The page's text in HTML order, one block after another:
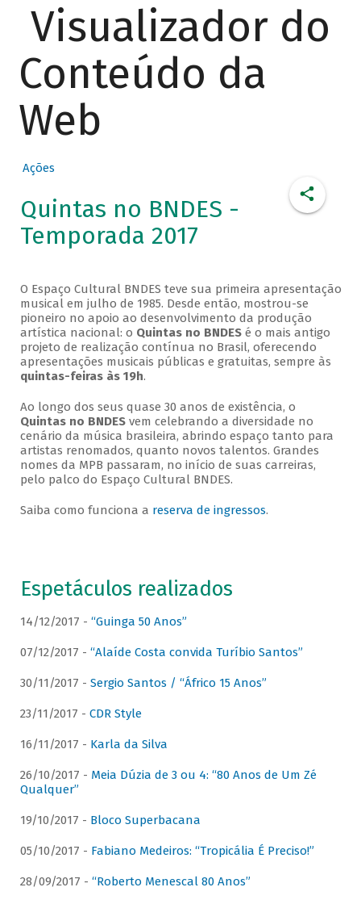
Visualizador do
Conteúdo da
Web
Ações
Quintas no BNDES -
Temporada 2017
O Espaço Cultural BNDES teve sua primeira apresentação
musical em julho de 1985. Desde então, mostrou-se
pioneiro no apoio ao desenvolvimento da produção
artística nacional: o Quintas no BNDESé o mais antigo
projeto de realização contínua no Brasil, oferecendo
apresentações musicais públicas e gratuitas, sempre às
quintas-feiras às 19h.
Ao longo dos seus quase 30 anos de existência, o
Quintas no BNDESvem celebrando a diversidade no
cenário da música brasileira, abrindo espaço tanto para
artistas renomados, quanto novos talentos. Grandes
nomes da MPB passaram, no início de suas carreiras,
pelo palco do Espaço Cultural BNDES.
Saiba como funciona a reserva de ingressos.
Espetáculos realizados
14/12/2017 - “Guinga 50 Anos”
07/12/2017 - “Alaíde Costa convida Turíbio Santos”
30/11/2017 - Sergio Santos / “Áfrico 15 Anos”
23/11/2017 - CDR Style
16/11/2017 - Karla da Silva
26/10/2017 - Meia Dúzia de 3 ou 4: “80 Anos de Um Zé
Qualquer”
19/10/2017 - Bloco Superbacana
05/10/2017 - Fabiano Medeiros: “Tropicália É Preciso!”
28/09/2017 - “Roberto Menescal 80 Anos”